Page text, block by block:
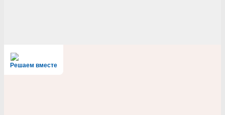
Решаем вместе